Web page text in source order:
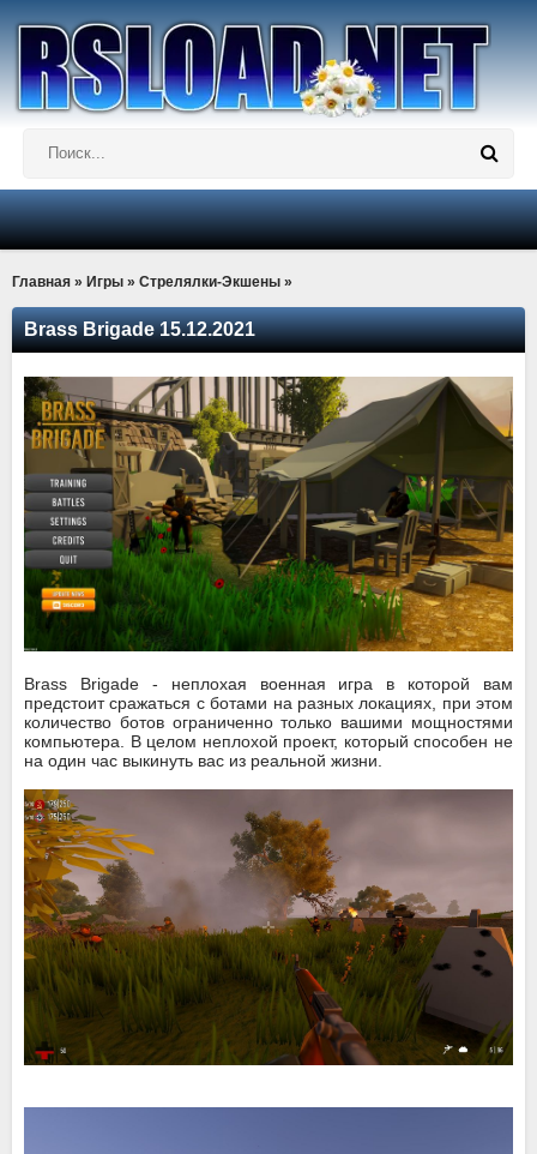
Главная » Игры » Стрелялки-Экшены »
Brass Brigade 15.12.2021
Brass Brigade - неплохая военная игра в которой вам
предстоит сражаться с ботами на разных локациях, при этом
количество ботов ограниченно только вашими мощностями
компьютера. В целом неплохой проект, который способен не
на один час выкинуть вас из реальной жизни.